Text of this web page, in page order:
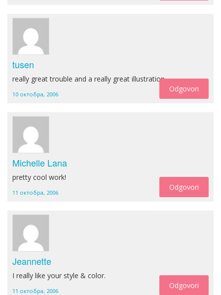
tusen
really great trouble and a really great illustration.
10 октобра, 2006
Odgovori
Michelle Lana
pretty cool work!
11 октобра, 2006
Odgovori
Jeannette
I really like your style & color.
11 октобра, 2006
Odgovori